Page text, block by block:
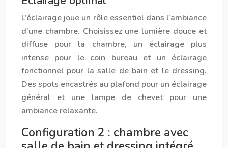
L’éclairage joue un rôle essentiel dans l’ambiance
d’une chambre. Choisissez une lumière douce et
diffuse pour la chambre, un éclairage plus
intense pour le coin bureau et un éclairage
fonctionnel pour la salle de bain et le dressing.
Des spots encastrés au plafond pour un éclairage
général et une lampe de chevet pour une
ambiance relaxante.
Configuration 2 : chambre avec